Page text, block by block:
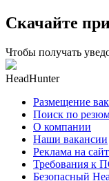
Скачайте
Чтобы получать
HeadHunter
Размещение
Поиск по
О компании
Наши вакансии
Реклама на
Требования к
Безопасный